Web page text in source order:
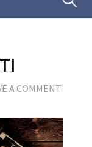
A COMMENT